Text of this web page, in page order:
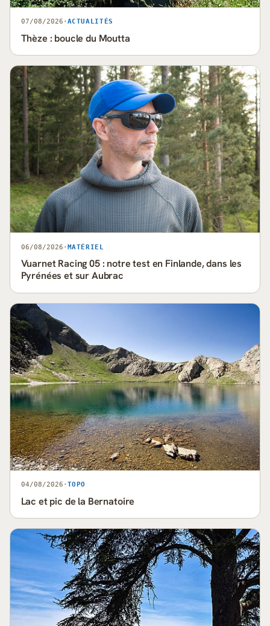
07/08/2026 · ACTUALITÉS
Thèze : boucle du Moutta
06/08/2026 · MATÉRIEL
Vuarnet Racing 05 : notre test en Finlande, dans les
Pyrénées et sur Aubrac
04/08/2026 · TOPO
Lac et pic de la Bernatoire